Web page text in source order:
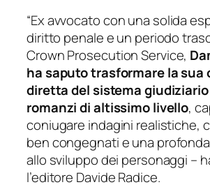
“Ex avvocato con una solida
diritto penale e un periodo
Crown Prosecution Service,
ha saputo trasformare la sua
diretta del sistema
romanzi di altissimo livello,
coniugare indagini realistiche,
ben congegnati e una
allo sviluppo dei personaggi –
l’editore Davide Radice.